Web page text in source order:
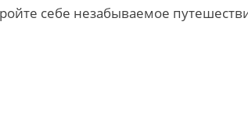
себе незабываемое